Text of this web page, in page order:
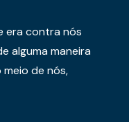
era contra nós
alguma maneira
de nós,